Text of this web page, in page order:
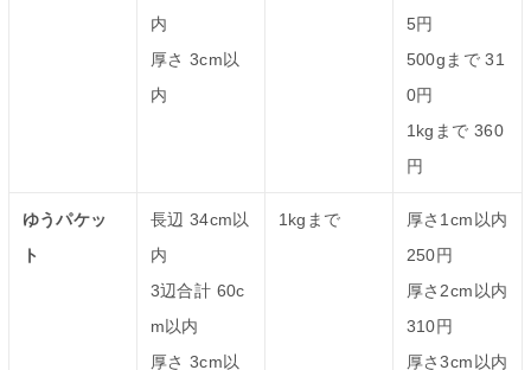
内
厚さ 3cm以
内
5円
500gまで 31
0円
1kgまで 360
円
ゆうパケッ
ト
長辺 34cm以
内
3辺合計 60c
m以内
厚さ 3cm以
1kgまで
厚さ1cm以内
250円
厚さ2cm以内
310円
厚さ3cm以内